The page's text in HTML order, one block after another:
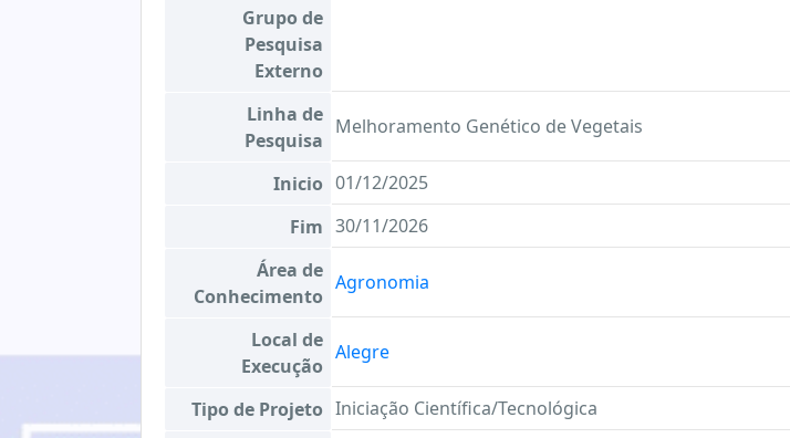
Grupo de
Pesquisa
Externo
Linha de
Pesquisa
Melhoramento Genético de Vegetais
Inicio 01/12/2025
Fim 30/11/2026
Área de
Conhecimento
Agronomia
Local de
Execução
Alegre
Tipo de Projeto Iniciação Científica/Tecnológica